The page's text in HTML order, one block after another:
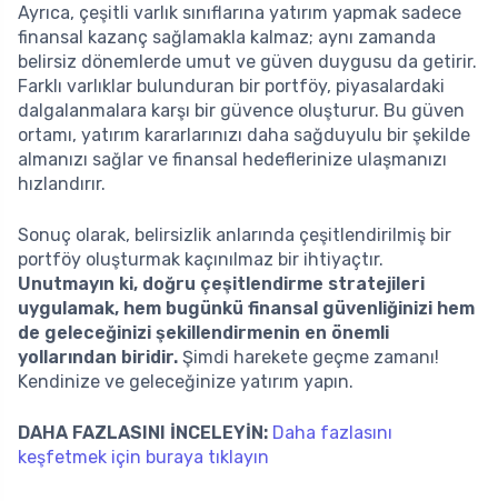
Ayrıca, çeşitli varlık sınıflarına yatırım yapmak sadece
finansal kazanç sağlamakla kalmaz; aynı zamanda
belirsiz dönemlerde umut ve güven duygusu da getirir.
Farklı varlıklar bulunduran bir portföy, piyasalardaki
dalgalanmalara karşı bir güvence oluşturur. Bu güven
ortamı, yatırım kararlarınızı daha sağduyulu bir şekilde
almanızı sağlar ve finansal hedeflerinize ulaşmanızı
hızlandırır.
Sonuç olarak, belirsizlik anlarında çeşitlendirilmiş bir
portföy oluşturmak kaçınılmaz bir ihtiyaçtır.
Unutmayın ki, doğru çeşitlendirme stratejileri
uygulamak, hem bugünkü finansal güvenliğinizi hem
de geleceğinizi şekillendirmenin en önemli
yollarından biridir. Şimdi harekete geçme zamanı!
Kendinize ve geleceğinize yatırım yapın.
DAHA FAZLASINI İNCELEYİN: Daha fazlasını
keşfetmek için buraya tıklayın